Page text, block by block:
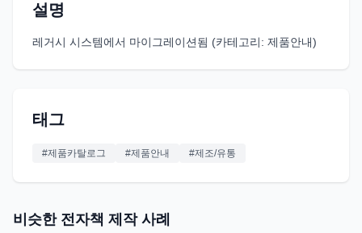
설명
레거시 시스템에서 마이그레이션됨 (카테고리: 제품안내)
태그
#제품카탈로그 #제품안내 #제조/유통
비슷한 전자책 제작 사례